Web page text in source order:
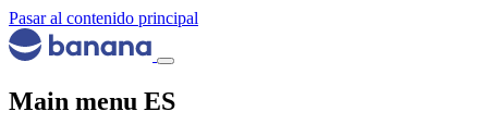
Pasar al contenido principal
Main menu ES